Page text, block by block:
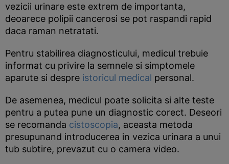
vezicii urinare este extrem de importanta,
deoarece polipii cancerosi se pot raspandi rapid
daca raman netratati.
Pentru stabilirea diagnosticului, medicul trebuie
informat cu privire la semnele si simptomele
aparute si despre istoricul medical personal.
De asemenea, medicul poate solicita si alte teste
pentru a putea pune un diagnostic corect. Deseori
se recomanda cistoscopia, aceasta metoda
presupunand introducerea in vezica urinara a unui
tub subtire, prevazut cu o camera video.